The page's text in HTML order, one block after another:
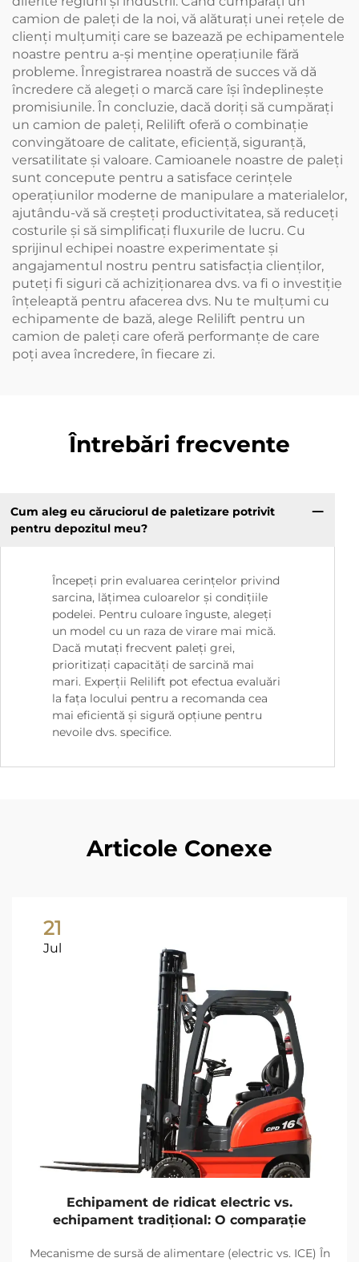
camion de paleţi de la noi, vă alăturaţi unei reţele de
clienţi mulţumiţi care se bazează pe echipamentele
noastre pentru a-şi menţine operaţiunile fără
probleme. Înregistrarea noastră de succes vă dă
încredere că alegeţi o marcă care îşi îndeplineşte
promisiunile. În concluzie, dacă doriţi să cumpăraţi
un camion de paleţi, Relilift oferă o combinaţie
convingătoare de calitate, eficienţă, siguranţă,
versatilitate şi valoare. Camioanele noastre de paleți
sunt concepute pentru a satisface cerințele
operațiunilor moderne de manipulare a materialelor,
ajutându-vă să creșteți productivitatea, să reduceți
costurile și să simplificați fluxurile de lucru. Cu
sprijinul echipei noastre experimentate şi
angajamentul nostru pentru satisfacţia clienţilor,
puteţi fi siguri că achiziţionarea dvs. va fi o investiţie
înţeleaptă pentru afacerea dvs. Nu te mulţumi cu
echipamente de bază, alege Relilift pentru un
camion de paleţi care oferă performanţe de care
poţi avea încredere, în fiecare zi.
Întrebări frecvente
Cum aleg eu căruciorul de paletizare potrivit
pentru depozitul meu?
Începeți prin evaluarea cerințelor privind
sarcina, lățimea culoarelor și condițiile
podelei. Pentru culoare înguste, alegeți
un model cu un raza de virare mai mică.
Dacă mutați frecvent paleți grei,
prioritizați capacități de sarcină mai
mari. Experții Relilift pot efectua evaluări
la fața locului pentru a recomanda cea
mai eficientă și sigură opțiune pentru
nevoile dvs. specifice.
Articole Conexe
21
Jul
Echipament de ridicat electric vs.
echipament tradițional: O comparație
Mecanisme de sursă de alimentare (electric vs. ICE) În